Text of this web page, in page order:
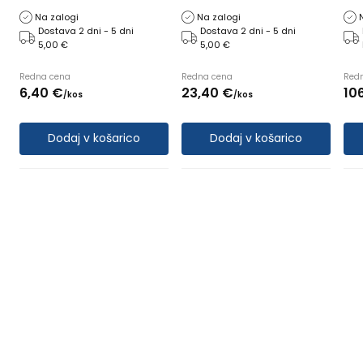
Na zalogi
Dostava 2 dni - 5 dni
5,00 €
Redna cena
6,40 €/kos
Dodaj v košarico
Na zalogi
Dostava 2 dni - 5 dni
5,00 €
Redna cena
23,40 €/kos
Dodaj v košarico